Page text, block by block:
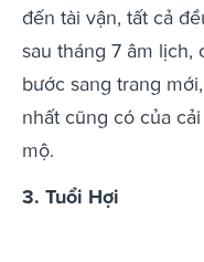
đến tài vận, tất cả
sau tháng 7 âm lịch,
bước sang trang
nhất cũng có của
mộ.
3. Tuổi Hợi